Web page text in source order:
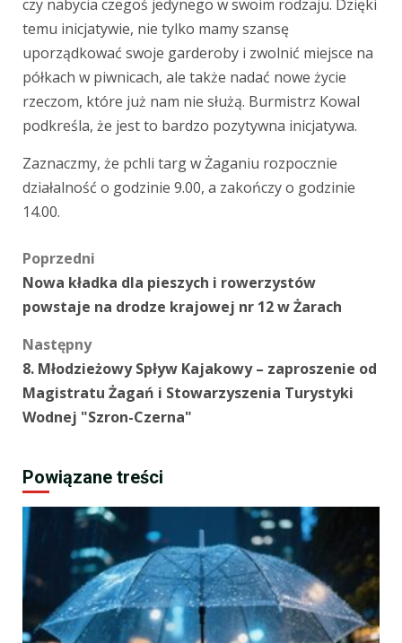
czy nabycia czegoś jedynego w swoim rodzaju. Dzięki
temu inicjatywie, nie tylko mamy szansę
uporządkować swoje garderoby i zwolnić miejsce na
półkach w piwnicach, ale także nadać nowe życie
rzeczom, które już nam nie służą. Burmistrz Kowal
podkreśla, że jest to bardzo pozytywna inicjatywa.
Zaznaczmy, że pchli targ w Żaganiu rozpocznie
działalność o godzinie 9.00, a zakończy o godzinie
14.00.
Zobacz
wpisy
Poprzedni
Nowa kładka dla pieszych i rowerzystów
powstaje na drodze krajowej nr 12 w Żarach
Następny
8. Młodzieżowy Spływ Kajakowy – zaproszenie od
Magistratu Żagań i Stowarzyszenia Turystyki
Wodnej "Szron-Czerna"
Powiązane treści